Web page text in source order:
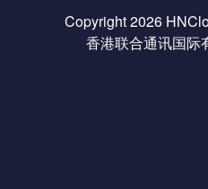
Copyright 2026
香港联合通讯国际